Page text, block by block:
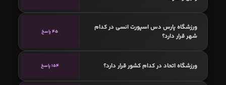
ورزشگاه پارس دس اسپورت انسی در کدام
شهر قرار دارد؟
45 پاسخ
ورزشگاه اتحاد در کدام کشور قرار دارد؟ 154 پاسخ